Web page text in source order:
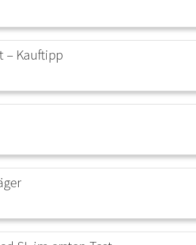
– Kauftipp